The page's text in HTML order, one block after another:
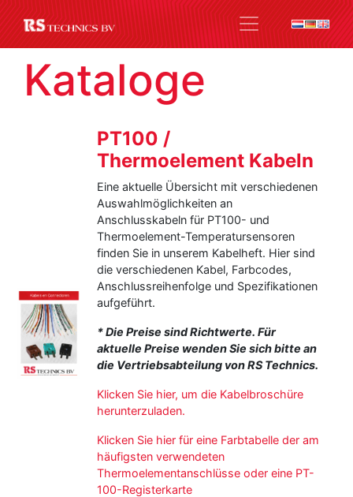
Kataloge
PT100 /
Thermoelement Kabeln
Eine aktuelle Übersicht mit verschiedenen
Auswahlmöglichkeiten an
Anschlusskabeln für PT100- und
Thermoelement-Temperatursensoren
finden Sie in unserem Kabelheft. Hier sind
die verschiedenen Kabel, Farbcodes,
Anschlussreihenfolge und Spezifikationen
aufgeführt.
* Die Preise sind Richtwerte. Für
aktuelle Preise wenden Sie sich bitte an
die Vertriebsabteilung von RS Technics.
Klicken Sie hier, um die Kabelbroschüre
herunterzuladen.
Klicken Sie hier für eine Farbtabelle der am
häufigsten verwendeten
Thermoelementanschlüsse oder eine PT-
100-Registerkarte